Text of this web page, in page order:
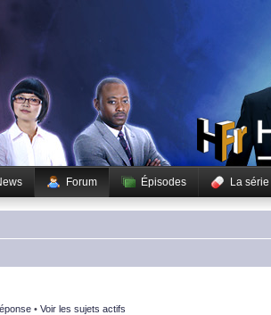
Forum Épisodes La série
• Voir les sujets actifs